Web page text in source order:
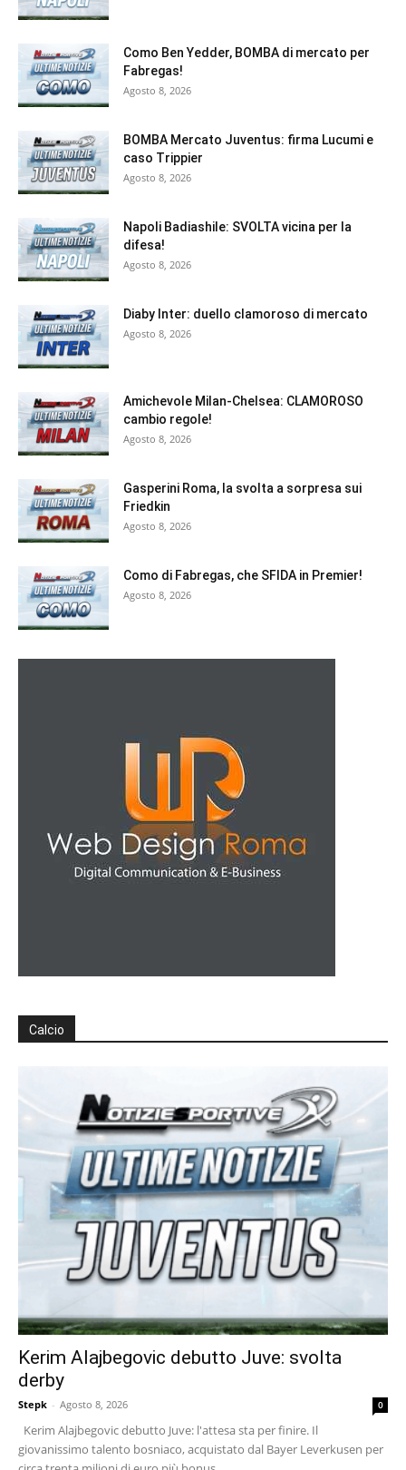
Como Ben Yedder, BOMBA di mercato per
Fabregas!
Agosto 8, 2026
BOMBA Mercato Juventus: firma Lucumi e
caso Trippier
Agosto 8, 2026
Napoli Badiashile: SVOLTA vicina per la
difesa!
Agosto 8, 2026
Diaby Inter: duello clamoroso di mercato
Agosto 8, 2026
Amichevole Milan-Chelsea: CLAMOROSO
cambio regole!
Agosto 8, 2026
Gasperini Roma, la svolta a sorpresa sui
Friedkin
Agosto 8, 2026
Como di Fabregas, che SFIDA in Premier!
Agosto 8, 2026
Calcio
Kerim Alajbegovic debutto Juve: svolta
derby
Stepk - Agosto 8, 2026 0
Kerim Alajbegovic debutto Juve: l'attesa sta per finire. Il
giovanissimo talento bosniaco, acquistato dal Bayer Leverkusen per